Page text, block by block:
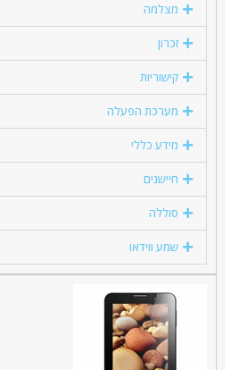
מצלמה
זכרון
קישוריות
מערכת הפעלה
מידע כללי
חיישנים
סוללה
שמע ווידאו